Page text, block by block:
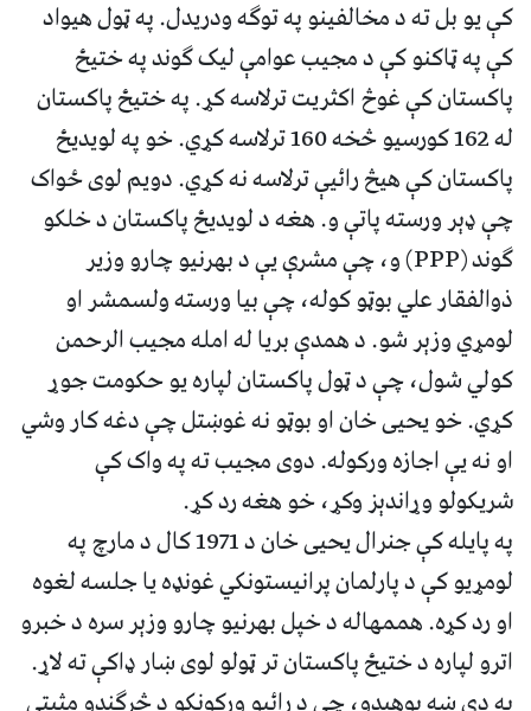
کې یو بل ته د مخالفینو په توګه ودریدل. په ټول هیواد
کې په ټاکنو کې د مجیب عوامې لیک ګوند په ختیځ
پاکستان کې غوڅ اکثریت ترلاسه کړ. په ختیځ پاکستان
له 162 کورسیو څخه 160 ترلاسه کړي. خو په لویدیځ
پاکستان کې هیڅ رائیې ترلاسه نه کړي. دویم لوی ځواک
چې ډېر ورسته پاتې و. هغه د لویدیځ پاکستان د خلکو
ګوند (PPP) و، چې مشرې یې د بهرنیو چارو وزیر
ذوالفقار علي بوټو کوله، چې بیا ورسته ولسمشر او
لومړي وزېر شو. د همدې بریا له امله مجیب الرحمن
کولي شول، چې د ټول پاکستان لپاره یو حکومت جوړ
کړي. خو یحیی خان او بوټو نه غوښتل چې دغه کار وشي
او نه یې اجازه ورکوله. دوی مجیب ته په واک کې
شریکولو وړاندېز وکړ، خو هغه رد کړ.
په پایله کې جنرال یحیی خان د 1971 کال د مارچ په
لومړیو کې د پارلمان پرانیستونکي غونډه یا جلسه لغوه
او رد کړه. هممهاله د خپل بهرنیو چارو وزېر سره د خبرو
اترو لپاره د ختیځ پاکستان تر ټولو لوی ښار ډ‌اکې ته لاړ.